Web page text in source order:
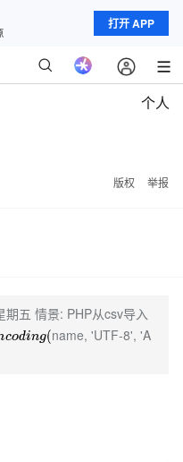
打开 APP
个人
版权 举报
五 情景: PHP从csv导入
ding(
name, 'UTF-8', 'A